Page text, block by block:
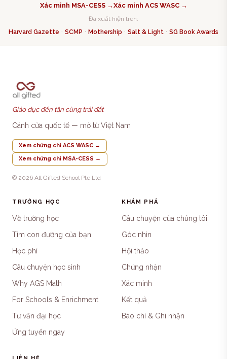
Xác minh MSA-CESS →Xác minh ACS WASC →
Đã xuất hiện trên:
Harvard Gazette · SCMP · Mothership · Salt & Light · SG Book Awards
Giáo dục đến tận cùng trái đất
Cánh cửa quốc tế — mở từ Việt Nam
Xem chứng chỉ ACS WASC →
Xem chứng chỉ MSA-CESS →
© 2026 All Gifted School Pte Ltd
TRƯỜNG HỌC
Về trường học
Tìm con đường của bạn
Học phí
Câu chuyện học sinh
Why AGS Math
For Schools & Enrichment
Tư vấn đại học
Ứng tuyển ngay
KHÁM PHÁ
Câu chuyện của chúng tôi
Góc nhìn
Hội thảo
Chứng nhận
Xác minh
Kết quả
Báo chí & Ghi nhận